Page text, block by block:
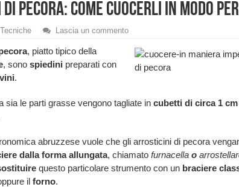
pecora: come cuocerli in modo
Tecniche Lascia un commento
, piatto tipico della
, sono spiedini preparati con
.
sia le parti grasse vengono tagliate incubetti di circa 1 cm
abruzzese vuole che gli arrosticini di pecora
dalla forma allungata, chiamato furnacellao
questo particolare strumento con unbraciere
ilforno.